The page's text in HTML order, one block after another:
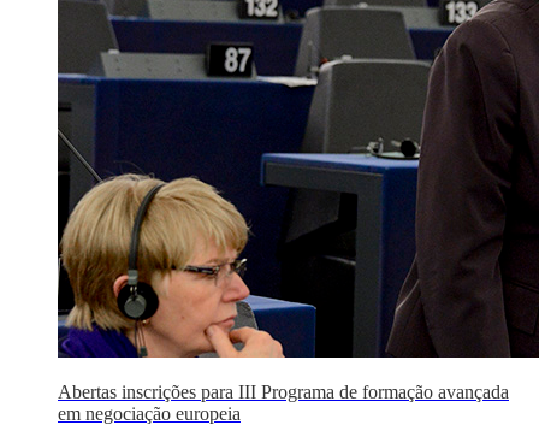
Abertas inscrições para III Programa de formação avançada
em negociação europeia